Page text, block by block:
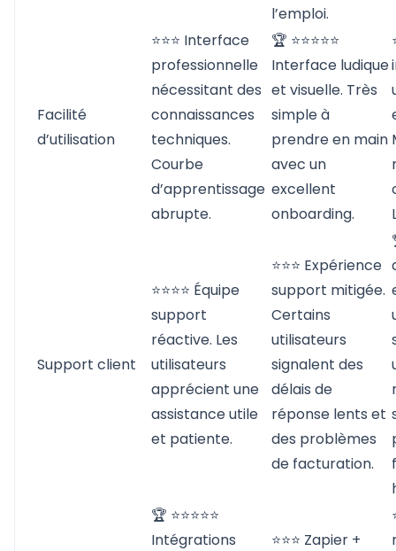
l’emploi.
Facilité
d’utilisation
⭐⭐⭐ Interface
professionnelle
nécessitant des
connaissances
techniques.
Courbe
d’apprentissage
abrupte.
🏆 ⭐⭐⭐⭐⭐
Interface ludique
et visuelle. Très
simple à
prendre en main
avec un
excellent
onboarding.
Support client
⭐⭐⭐⭐ Équipe
support
réactive. Les
utilisateurs
apprécient une
assistance utile
et patiente.
⭐⭐⭐ Expérience
support mitigée.
Certains
utilisateurs
signalent des
délais de
réponse lents et
des problèmes
de facturation.
🏆 ⭐⭐⭐⭐⭐
Intégrations
⭐⭐⭐ Zapier +